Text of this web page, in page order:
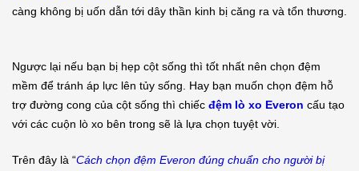
càng không bị uốn dẫn tới dây thần kinh bị căng ra và tổn thương.
Ngược lại nếu bạn bị hẹp cột sống thì tốt nhất nên chọn đệm
mềm để tránh áp lực lên tủy sống. Hay bạn muốn chọn đệm hỗ
trợ đường cong của cột sống thì chiếc đệm lò xo Everon cấu tạo
với các cuộn lò xo bên trong sẽ là lựa chọn tuyệt vời.
Trên đây là “Cách chọn đệm Everon đúng chuẩn cho người bị